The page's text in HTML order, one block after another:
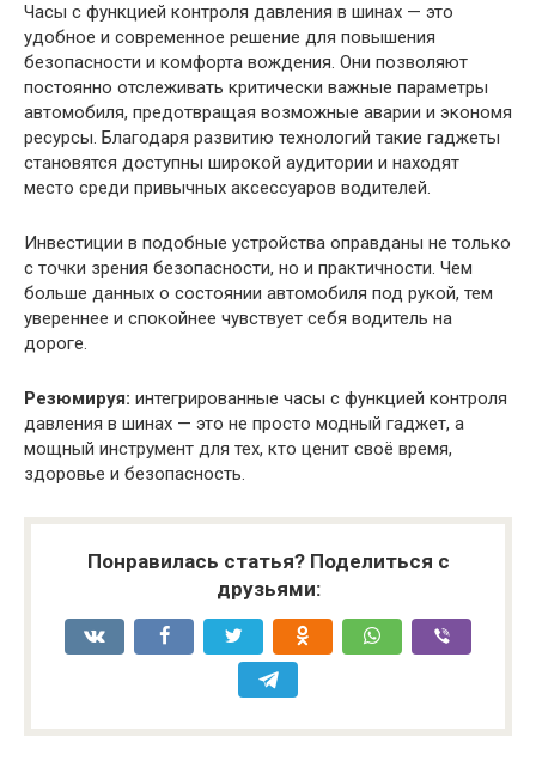
Часы с функцией контроля давления в шинах — это
удобное и современное решение для повышения
безопасности и комфорта вождения. Они позволяют
постоянно отслеживать критически важные параметры
автомобиля, предотвращая возможные аварии и экономя
ресурсы. Благодаря развитию технологий такие гаджеты
становятся доступны широкой аудитории и находят
место среди привычных аксессуаров водителей.
Инвестиции в подобные устройства оправданы не только
с точки зрения безопасности, но и практичности. Чем
больше данных о состоянии автомобиля под рукой, тем
увереннее и спокойнее чувствует себя водитель на
дороге.
Резюмируя: интегрированные часы с функцией контроля
давления в шинах — это не просто модный гаджет, а
мощный инструмент для тех, кто ценит своё время,
здоровье и безопасность.
Понравилась статья? Поделиться с
друзьями: